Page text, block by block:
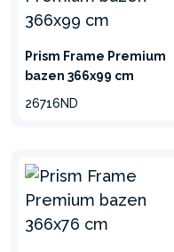
Prism Frame Premium
bazen 366x99 cm
26716ND